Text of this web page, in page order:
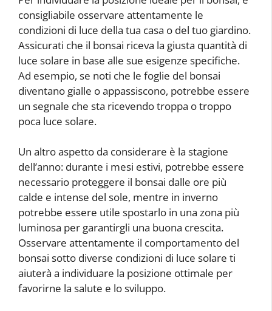
consigliabile osservare attentamente le
condizioni di luce della tua casa o del tuo giardino.
Assicurati che il bonsai riceva la giusta quantità di
luce solare in base alle sue esigenze specifiche.
Ad esempio, se noti che le foglie del bonsai
diventano gialle o appassiscono, potrebbe essere
un segnale che sta ricevendo troppa o troppo
poca luce solare.
Un altro aspetto da considerare è la stagione
dell’anno: durante i mesi estivi, potrebbe essere
necessario proteggere il bonsai dalle ore più
calde e intense del sole, mentre in inverno
potrebbe essere utile spostarlo in una zona più
luminosa per garantirgli una buona crescita.
Osservare attentamente il comportamento del
bonsai sotto diverse condizioni di luce solare ti
aiuterà a individuare la posizione ottimale per
favorirne la salute e lo sviluppo.